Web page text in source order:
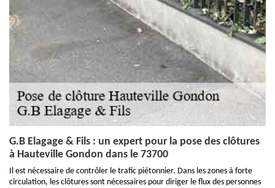
G.B Elagage & Fils : un expert pour la pose des clôtures
à Hauteville Gondon dans le 73700
Il est nécessaire de contrôler le trafic piétonnier. Dans les zones à forte
circulation, les clôtures sont nécessaires pour diriger le flux des personnes